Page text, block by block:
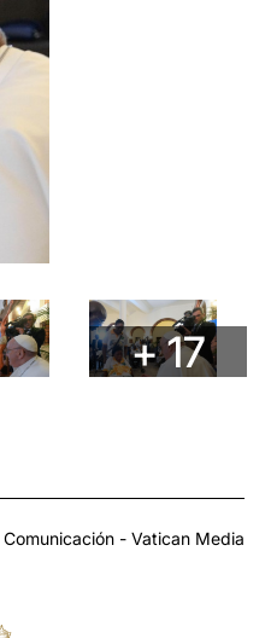
+ 17
- Vatican Media